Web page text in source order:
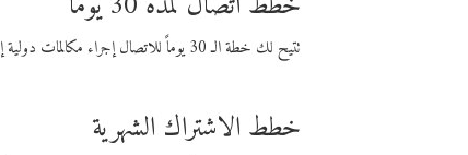
تتيح لك خطة الـ 30 يوماً للاتصال إجراء مكالمات دولية إلى الوجهة التي تختارها لمدة 30 يوماً بأسعار فايبر المنخفضة.
خطط الاشتراك الشهرية